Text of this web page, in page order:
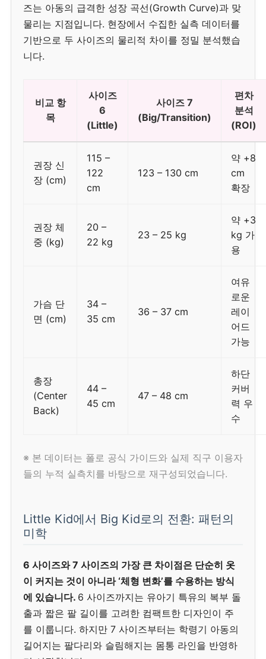
즈는 아동의 급격한 성장 곡선(Growth Curve)과 맞
물리는 지점입니다. 현장에서 수집한 실측 데이터를
기반으로 두 사이즈의 물리적 차이를 정밀 분석했습
니다.
비교 항
목
사이즈
6
(Little)
사이즈 7
(Big/Transition)
편차
분석
(ROI)
권장 신
장 (cm)
115 –
122
cm
123 – 130 cm
약 +8
cm
확장
권장 체
중 (kg)
20 –
22 kg
23 – 25 kg
약 +3
kg 가
용
가슴 단
면 (cm)
34 –
35 cm
36 – 37 cm
여유
로운
레이
어드
가능
총장
(Center
Back)
44 –
45 cm
47 – 48 cm
하단
커버
력 우
수
※ 본 데이터는 폴로 공식 가이드와 실제 직구 이용자
들의 누적 실측치를 바탕으로 재구성되었습니다.
Little Kid에서 Big Kid로의 전환: 패턴의
미학
6 사이즈와 7 사이즈의 가장 큰 차이점은 단순히 옷
이 커지는 것이 아니라 ‘체형 변화’를 수용하는 방식
에 있습니다. 6 사이즈까지는 유아기 특유의 복부 돌
출과 짧은 팔 길이를 고려한 컴팩트한 디자인이 주
를 이룹니다. 하지만 7 사이즈부터는 학령기 아동의
길어지는 팔다리와 슬림해지는 몸통 라인을 반영하